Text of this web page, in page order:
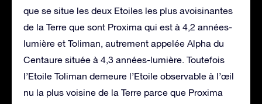
que se situe les deux Etoiles les plus avoisinantes
de la Terre que sont Proxima qui est à 4,2 années-
lumière et Toliman, autrement appelée Alpha du
Centaure située à 4,3 années-lumière. Toutefois
l’Etoile Toliman demeure l’Etoile observable à l’œil
nu la plus voisine de la Terre parce que Proxima